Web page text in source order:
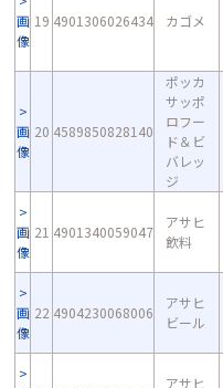
画
像
19 4901306026434 カゴメ
画
像
20 4589850828140
ポッカ
サッポ
ロフー
ド＆ビ
バレッ
ジ
画
像
21 4901340059047
アサヒ
飲料
画
像
22 4904230068006
アサヒ
ビール
アサヒ